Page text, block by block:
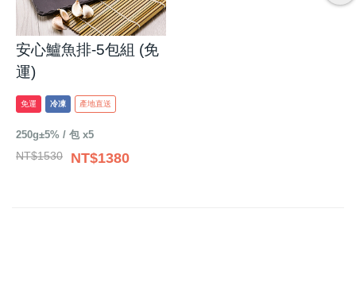
安心鱸魚排-5包組 (免
運)
免運 冷凍 產地直送
250g±5% / 包 x5
NT$1530 NT$1380